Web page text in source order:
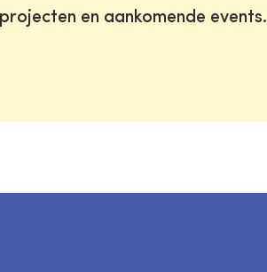
en aankomende events.